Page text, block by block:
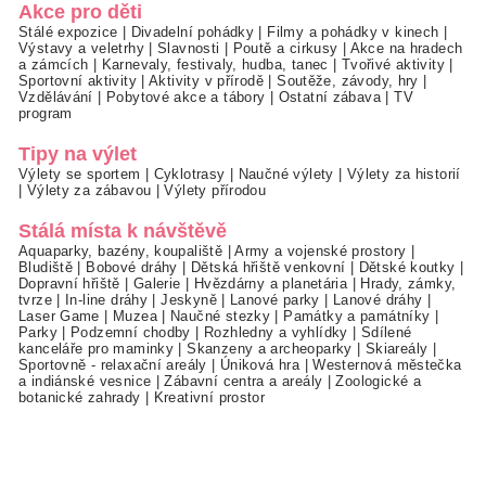
Akce pro děti
Stálé expozice Divadelní pohádky Filmy a pohádky v kinech
Výstavy a veletrhy|Slavnosti Poutě a cirkusy
Akce na hradech
a zámcích
Karnevaly, festivaly, hudba, tanec Tvořivé aktivity
Sportovní aktivity|Aktivity v přírodě |Soutěže, závody, hry
Vzdělávání
Pobytové akce a tábory Ostatní zábava|TV
program
Tipy na výlet
Výlety se sportem Cyklotrasy Naučné výlety
Výlety za historií
Výlety za zábavou |Výlety přírodou
Stálá místa k návštěvě
Aquaparky, bazény, koupaliště |Army a vojenské prostory
Bludiště
Bobové dráhy Dětská hřiště venkovní Dětské koutky
Dopravní hřiště
Galerie Hvězdárny a planetária|
Hrady, zámky,
tvrze| In-line dráhy |Jeskyně| Lanové parky Lanové dráhy
Laser Game
Muzea| Naučné stezky Památky a památníky
Parky| Podzemní chodby Rozhledny a vyhlídky
Sdílené
kanceláře pro maminky |Skanzeny a archeoparky Skiareály
Sportovně - relaxační areály
Úniková hra|Westernová městečka
a indiánské vesnice |Zábavní centra a areály |Zoologické a
botanické zahrady
Kreativní prostor